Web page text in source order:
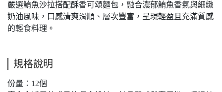
嚴選鮪魚沙拉搭配酥香可頌麵包，融合濃郁鮪魚香氣與細緻
奶油風味，口感清爽滑順、層次豐富，呈現輕盈且充滿質感
的輕食料理。
規格說明
份量：12個